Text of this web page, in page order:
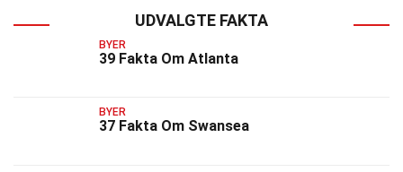
UDVALGTE FAKTA
BYER
39 Fakta Om Atlanta
BYER
37 Fakta Om Swansea